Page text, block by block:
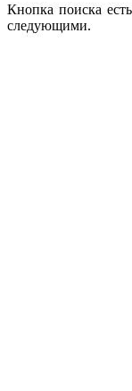
Кнопка поиска
следующими.